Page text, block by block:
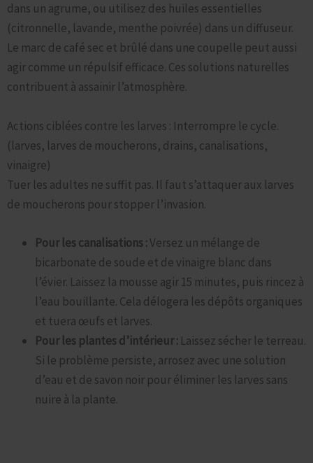
dans un agrume, ou utilisez des huiles essentielles
(citronnelle, lavande, menthe poivrée) dans un diffuseur.
Le marc de café sec et brûlé dans une coupelle peut aussi
agir comme un répulsif efficace. Ces solutions naturelles
contribuent à assainir l’atmosphère.
Actions ciblées contre les larves : Interrompre le cycle.
(larves, larves de moucherons, drains, canalisations,
vinaigre)
Tuer les adultes ne suffit pas. Il faut s’attaquer aux larves
de moucherons pour stopper l’invasion.
Pour les canalisations :Versez un mélange de
bicarbonate de soude et de vinaigre blanc dans
l’évier. Laissez la mousse agir 15 minutes, puis rincez à
l’eau bouillante. Cela délogera les dépôts organiques
et tuera œufs et larves.
Pour les plantes d’intérieur : Laissez sécher le terreau.
Si le problème persiste, arrosez avec une solution
d’eau et de savon noir pour éliminer les larves sans
nuire à la plante.